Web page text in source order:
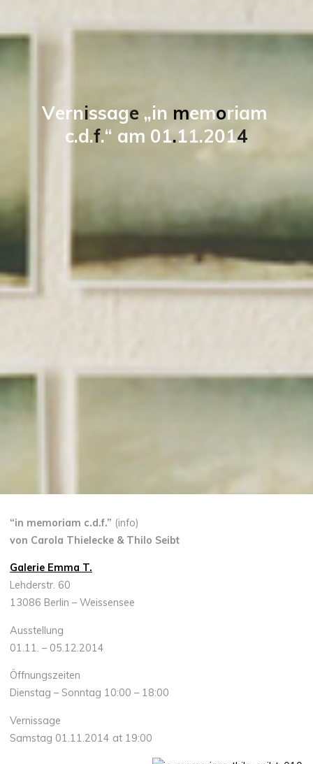
Vernissage „in memoriam
c.d.f.“ am 01.11.2014
“in memoriam c.d.f.” (info)
von Carola Thielecke & Thilo Seibt
Galerie Emma T.
Lehderstr. 60
13086 Berlin – Weissensee
Ausstellung
01.11. – 05.12.2014
Öffnungszeiten
Dienstag – Sonntag 10:00 – 18:00
Vernissage
Samstag 01.11.2014 at 19:00